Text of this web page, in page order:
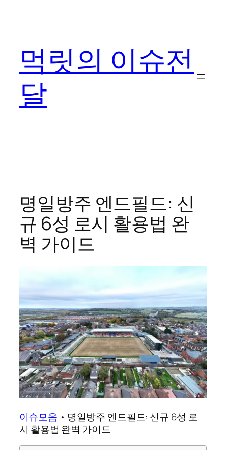
먹릿의 이슈전
달
명일방주 엔드필드: 신
규 6성 로시 활용법 완
벽 가이드
이슈모음 • 명일방주 엔드필드: 신규 6성 로
시 활용법 완벽 가이드